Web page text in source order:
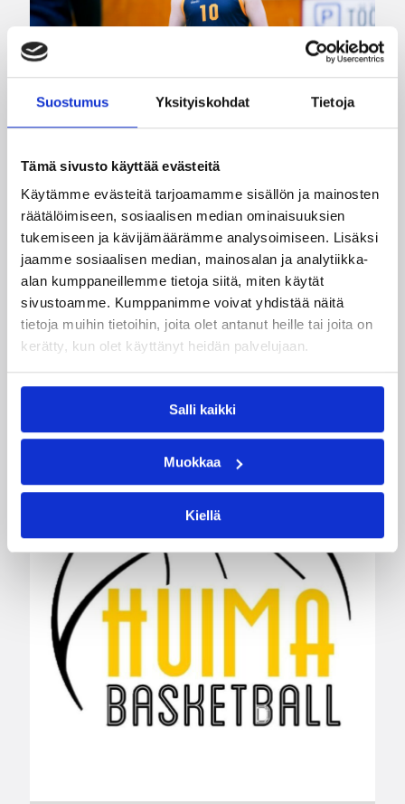
Suostumus Yksityiskohdat Tietoja
Tämä sivusto käyttää evästeitä
Käytämme evästeitä tarjoamamme sisällön ja mainosten
räätälöimiseen, sosiaalisen median ominaisuuksien
tukemiseen ja kävijämäärämme analysoimiseen. Lisäksi
jaamme sosiaalisen median, mainosalan ja analytiikka-
alan kumppaneillemme tietoja siitä, miten käytät
sivustoamme. Kumppanimme voivat yhdistää näitä
tietoja muihin tietoihin, joita olet antanut heille tai joita on
kerätty, kun olet käyttänyt heidän palvelujaan.
Salli kaikki
Muokkaa
Kiellä
Miesten I divisioona A24.07.2026 14:03
Miesten Divari A:ssa koko
joukko pelaajauutisia
Kokoonpanot miesten divisioonakaudelle 2026-
2027 ovat vahvistumassa hyvää vauhtia.
Pelaajasopimuksistaan tulevalle kaudelle ovat
viime päivinä ilmoittaneet mm. Torpan Pojat,
Äänekosken Huima, KaU Karkkila sekä Namika